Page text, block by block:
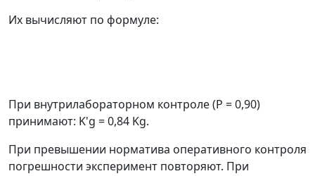
Их вычисляют по формуле:
При внутрилабораторном контроле(P = 0,90)
принимают: K'g = 0,84 Kg.
При превышении норматива оперативного контроля
погрешности эксперимент повторяют. При